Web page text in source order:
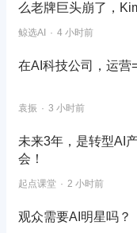
么老牌巨头崩了，
鲸选AI 4 小时前
在AI科技公司，运营
袁振 3 小时前
未来3年，是转型AI
会！
起点课堂 2 小时前
观众需要AI明星吗？